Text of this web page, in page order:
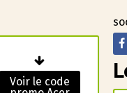
Voir le code